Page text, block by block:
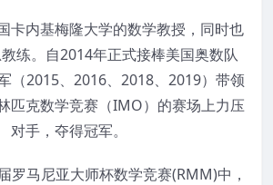
卡内基梅隆大学的数学教授，同时也
练。自2014年正式接棒美国奥数队
（2015、2016、2018、2019）带领
匹克数学竞赛（IMO）的赛场上力压
对手，夺得冠军。
罗马尼亚大师杯数学竞赛(RMM)中，